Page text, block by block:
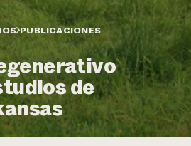
locales
de productos electrónicos
de comunicación
PUBLICACIONES
de